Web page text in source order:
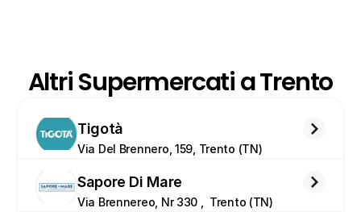
Altri Supermercati a Trento
Tigotà
Via Del Brennero, 159, Trento (TN)
Sapore Di Mare
Via Brennereo, Nr 330 ,  Trento (TN)